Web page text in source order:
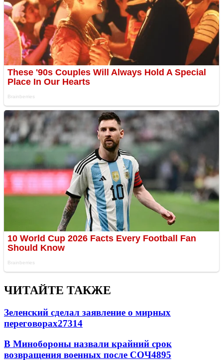
ЧИТАЙТЕ ТАКЖЕ
Зеленский сделал заявление о мирных
переговорах27314
В Минобороны назвали крайний срок
возвращения военных после СОЧ4895